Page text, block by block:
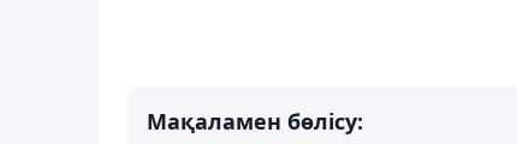
Мақаламен бөлісу: